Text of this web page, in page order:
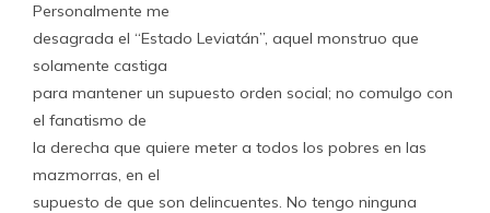
Personalmente me
desagrada el “Estado Leviatán”, aquel monstruo que
solamente castiga
para mantener un supuesto orden social; no comulgo con
el fanatismo de
la derecha que quiere meter a todos los pobres en las
mazmorras, en el
supuesto de que son delincuentes. No tengo ninguna